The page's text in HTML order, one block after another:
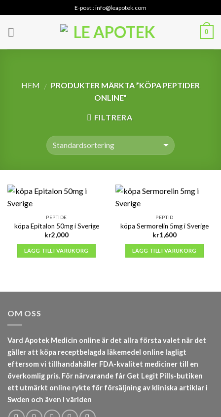
to
content
E-post:: info@leapotek.com
0
HEM / PRODUKTER MÄRKTA ”KÖPA PEPTIDER
ONLINE”
FILTRERA
PEPTIDE
köpa Epitalon 50mg i Sverige
kr2,000
LÄGG TILL I VARUKORG
PEPTID
köpa Sermorelin 5mg i Sverige
kr1,600
LÄGG TILL I VARUKORG
OM OSS
Vard Apotek Medicin online är det allra första valet när det
gäller att köpa receptbelagda läkemedel online lagligt
eftersom vi tillhandahåller FDA-kvalitet mediciner till en
överkomlig pris. För närvarande får Get Legit Pills-butiken
ett utmärkt online rykte för försäljning av kliniska artiklar i
Swden och även i världen